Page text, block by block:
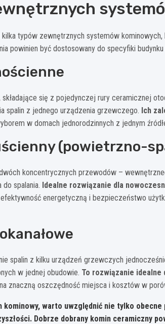
typów zewnętrznych systemów
powinien być dostosowany do specyfiki budynku
się z pojedynczej rury ceramicznej
spalin z jednego urządzenia grzewczego. Ich
w domach jednorodzinnych z jednym
(powietrzno-
koncentrycznych przewodów –
spalania. Idealne rozwiązanie dla
energetyczną i bezpieczeństwo
spalin z kilku urządzeń grzewczych
w jednej obudowie. To rozwiązanie idealne
znaczną oszczędność miejsca i kosztów w
kominowy, warto uwzględnić nie tylko
Dobrze dobrany komin ceramiczny